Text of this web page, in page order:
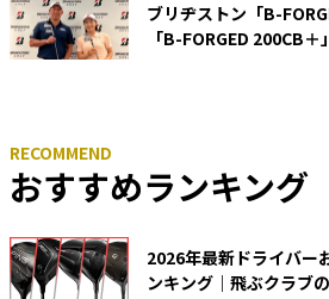
ブリヂストン「B-
「B-FORGED 200CB
おすすめランキング
2026年最新ドライバー
ンキング｜飛ぶクラブ